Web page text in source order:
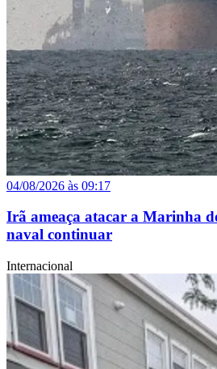
04/08/2026 às 09:17
Irã ameaça atacar a Marinha
naval continuar
Internacional